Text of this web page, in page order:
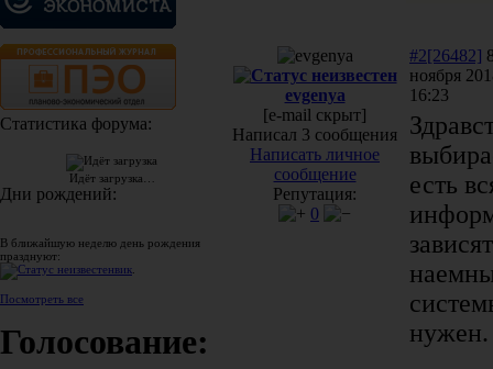
Статистика форума:
Идёт загрузка…
Дни рождений:
В ближайшую неделю день рождения
празднуют:
вик
Посмотреть все
Голосование:
evgenya
[e-mail скрыт]
Написал 3 сообщения
Написать личное
сообщение
Репутация:
0
#2[26482]
ноября
16:23
есть
нужен.